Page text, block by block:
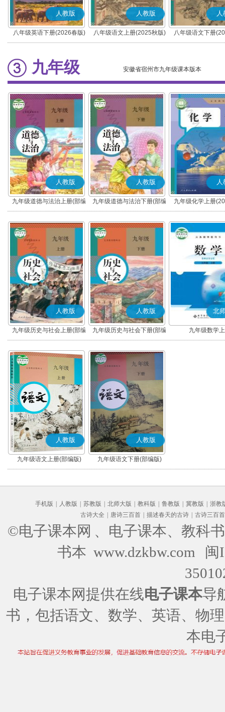
人教版
八年级英语下册(2026春版)
人教版
八年级语文上册(2025秋版)
(部编版)
人
八年级语文下册
(部编版)
九年级 安徽省宿州市九年级课本版本
人教版
九年级道德与法治上册(部编
版)
人教版
九年级道德与法治下册(部编
版)
人
九年级化学上册
人教版
九年级历史与社会上册(部编
版)
人教版
九年级历史与社会下册(部编
版)
北
九年级数学
人教版
九年级语文上册(部编版)
人教版
九年级语文下册(部编版)
手机版 人教版 苏教版 北师大版 教科版 鲁教版 冀教版
浙教
古诗大全
唐诗三百首 描述春天的古诗 古诗三百首
©电子课本网 、电子课本、教科
书本 www.dzkbw.com
闽
电子课本网提供在线电子课本导
书，包括语文、数学、英语、物
本电